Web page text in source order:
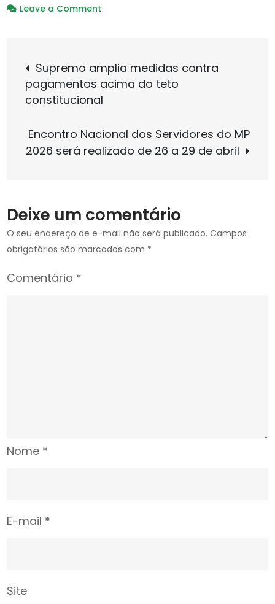
Leave a Comment
a
ato
antissindical
pelo
procurador‑geral
Minas
Gerais
Navegação
de
Post
Supremo amplia medidas contra
pagamentos acima do teto
constitucional
Encontro Nacional dos Servidores do MP
2026 será realizado de 26 a 29 de abril
Deixe um comentário
O seu endereço de e-mail não será publicado. Campos
obrigatórios são marcados com *
Comentário *
Nome *
E-mail *
Site